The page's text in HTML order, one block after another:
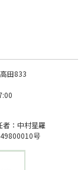
田833
者：中村星羅
号